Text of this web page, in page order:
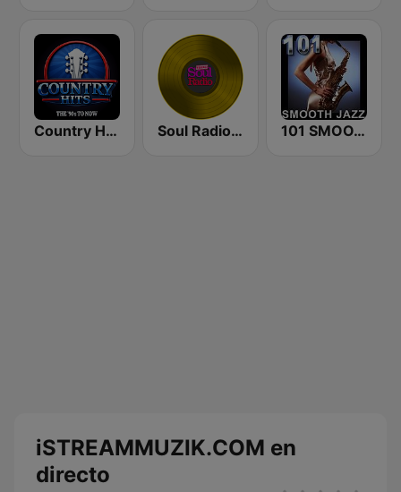
Country Hits Soul Radio 103.1 FM 101 SMOOTH JAZZ
iSTREAMMUZIK.COM en
directo